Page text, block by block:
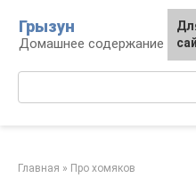
контенту
Грызун
Домашнее содержание
Главная » Про хомяков